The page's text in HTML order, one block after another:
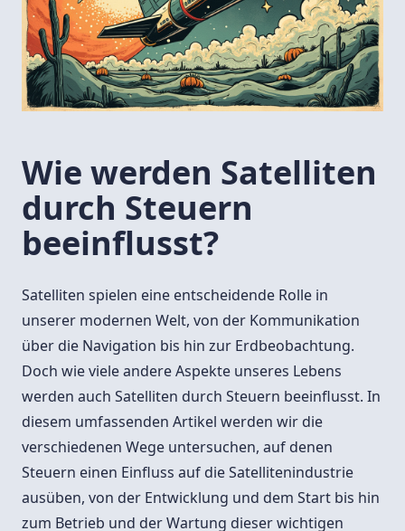
Wie werden Satelliten
durch Steuern
beeinflusst?
Satelliten spielen eine entscheidende Rolle in
unserer modernen Welt, von der Kommunikation
über die Navigation bis hin zur Erdbeobachtung.
Doch wie viele andere Aspekte unseres Lebens
werden auch Satelliten durch Steuern beeinflusst. In
diesem umfassenden Artikel werden wir die
verschiedenen Wege untersuchen, auf denen
Steuern einen Einfluss auf die Satellitenindustrie
ausüben, von der Entwicklung und dem Start bis hin
zum Betrieb und der Wartung dieser wichtigen